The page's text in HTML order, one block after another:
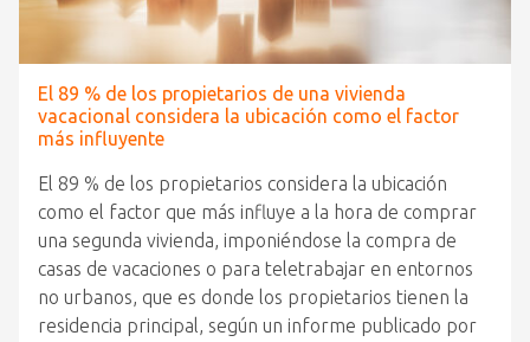
El 89 % de los propietarios de una vivienda
vacacional considera la ubicación como el factor
más influyente
El 89 % de los propietarios considera la ubicación
como el factor que más influye a la hora de comprar
una segunda vivienda, imponiéndose la compra de
casas de vacaciones o para teletrabajar en entornos
no urbanos, que es donde los propietarios tienen la
residencia principal, según un informe publicado por